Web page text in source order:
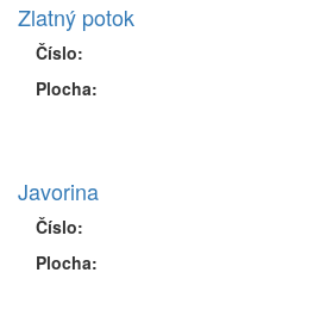
Zlatný potok
Číslo:
Plocha:
Javorina
Číslo:
Plocha: